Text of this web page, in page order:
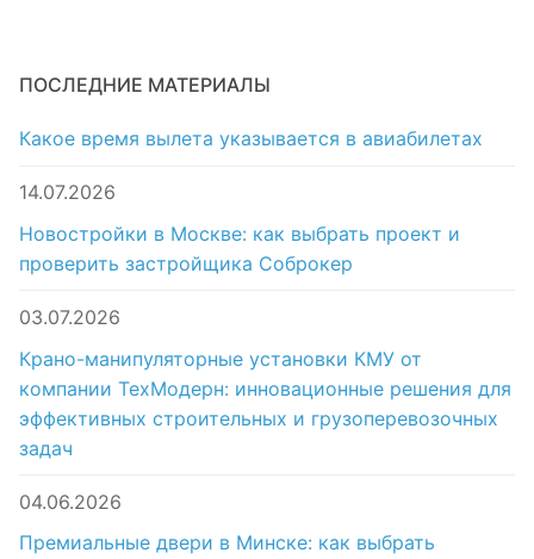
ПОСЛЕДНИЕ МАТЕРИАЛЫ
Какое время вылета указывается в авиабилетах
14.07.2026
Новостройки в Москве: как выбрать проект и
проверить застройщика Соброкер
03.07.2026
Крано-манипуляторные установки КМУ от
компании ТехМодерн: инновационные решения для
эффективных строительных и грузоперевозочных
задач
04.06.2026
Премиальные двери в Минске: как выбрать